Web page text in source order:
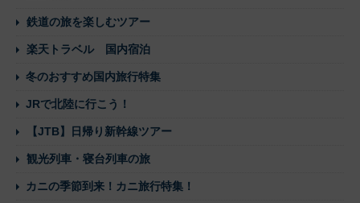
鉄道の旅を楽しむツアー
楽天トラベル 国内宿泊
冬のおすすめ国内旅行特集
JRで北陸に行こう！
【JTB】日帰り新幹線ツアー
観光列車・寝台列車の旅
カニの季節到来！カニ旅行特集！